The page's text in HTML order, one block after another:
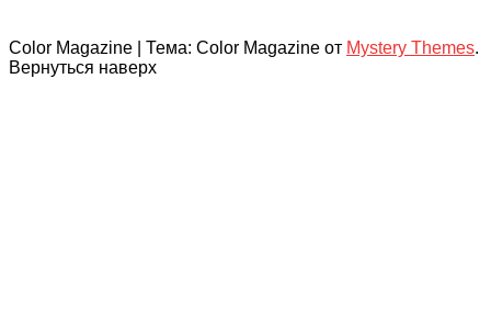
Color Magazine Тема: Color Magazine от Mystery Themes.
Вернуться наверх